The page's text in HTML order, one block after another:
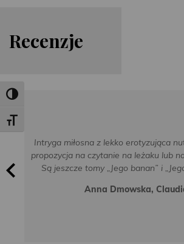
Toggle High Contrast
Toggle Font size
Recenzje
Intryga miłosna z lekko erotyzująca
propozycja na czytanie na leżaku lub
Są jeszcze tomy „Jego banan” i
Anna Dmowska,